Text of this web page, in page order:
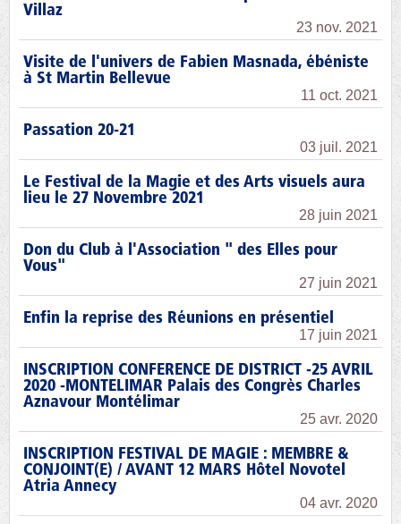
Villaz
23 nov. 2021
Visite de l'univers de Fabien Masnada, ébéniste
à St Martin Bellevue
11 oct. 2021
Passation 20-21
03 juil. 2021
Le Festival de la Magie et des Arts visuels aura
lieu le 27 Novembre 2021
28 juin 2021
Don du Club à l'Association " des Elles pour
Vous"
27 juin 2021
Enfin la reprise des Réunions en présentiel
17 juin 2021
INSCRIPTION CONFERENCE DE DISTRICT -25 AVRIL
2020 -MONTELIMAR Palais des Congrès Charles
Aznavour Montélimar
25 avr. 2020
INSCRIPTION FESTIVAL DE MAGIE : MEMBRE &
CONJOINT(E) / AVANT 12 MARS Hôtel Novotel
Atria Annecy
04 avr. 2020